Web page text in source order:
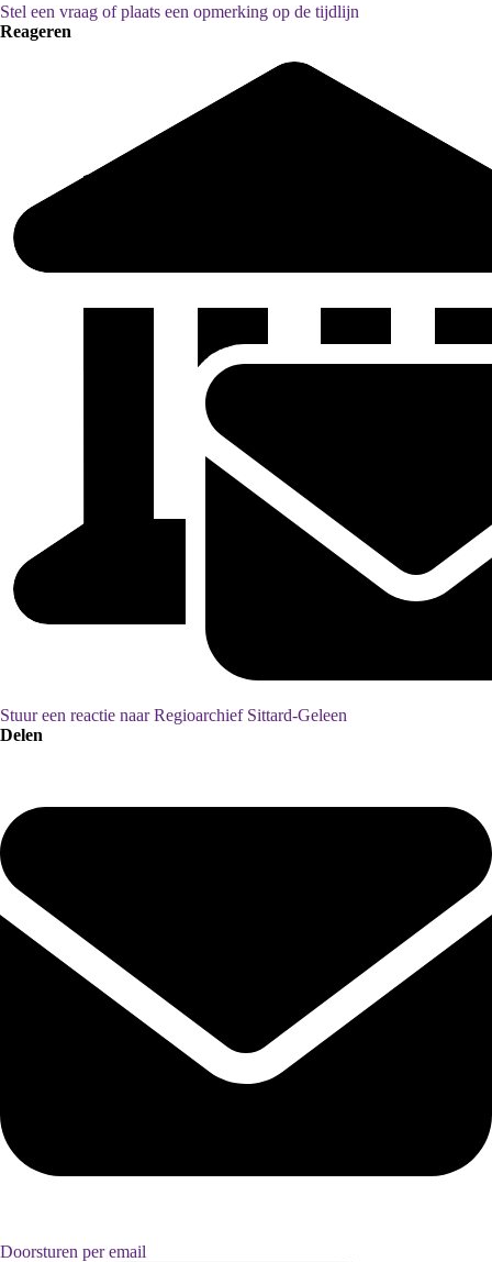
Stel een vraag of plaats een opmerking op de tijdlijn
Reageren
Stuur een reactie naar Regioarchief Sittard-Geleen
Delen
Doorsturen per email